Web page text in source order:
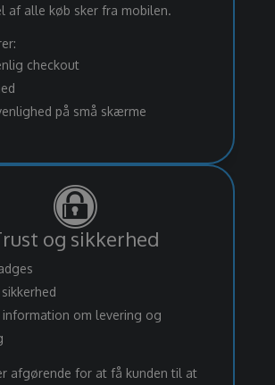
af alle køb sker fra mobilen.
checkout
på små skærme

og sikkerhed
information om levering og
afgørende for at få kunden til at